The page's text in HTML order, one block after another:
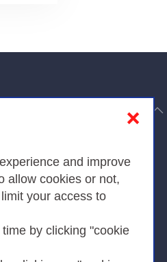
and improve
allow cookies or not,
your access to
by clicking "cookie
❌
to top